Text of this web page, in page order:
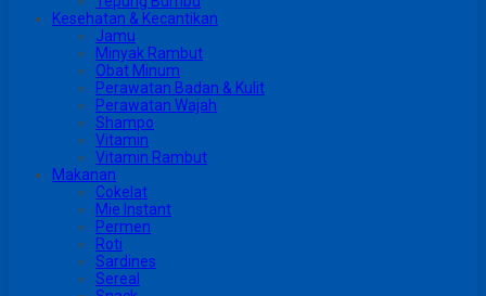
Kesehatan & Kecantikan
Jamu
Minyak Rambut
Obat Minum
Perawatan Badan & Kulit
Perawatan Wajah
Shampo
Vitamin
Vitamin Rambut
Makanan
Cokelat
Mie Instant
Permen
Roti
Sardines
Sereal